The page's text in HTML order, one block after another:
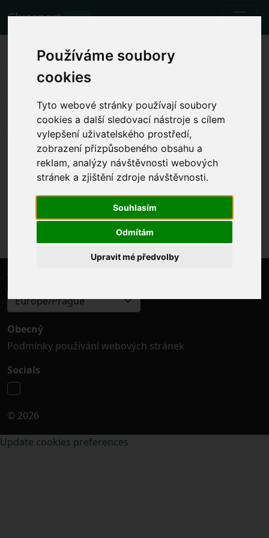
Používáme soubory
cookies
Tyto webové stránky používají soubory
cookies a další sledovací nástroje s cílem
vylepšení uživatelského prostředí,
zobrazení přizpůsobeného obsahu a
reklam, analýzy návštěvnosti webových
stránek a zjištění zdroje návštěvnosti.
Souhlasím
Odmítám
Upravit mé předvolby
Cluesport BETA
Nejlepší letenky a vstupenky na
fotbalový zápas Lazio vs.
Atalanta.
Zápasy 8.10.2023 Lazio 3 - 2 Atalanta
Zobrazit místní čas zápasu
ne 8.10.2023 čas bude určen
Stadio Olimpico, Rome (Itálie)
Serie A
Akce již proběhla. Nicméně můžete zkusit jinou
událost.
Výběr časového pásma
Europe/Prague
Obecný
Podmínky používání webových stránek
Socials
© 2026
Update cookies preferences